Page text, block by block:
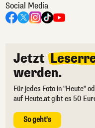
Social Media
Jetzt
werden.
Für jedes Foto in "Heute"
auf Heute.at gibt es 50
So geht's